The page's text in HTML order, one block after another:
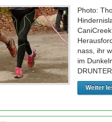
Photo:
nass, ihr
im
Weiter